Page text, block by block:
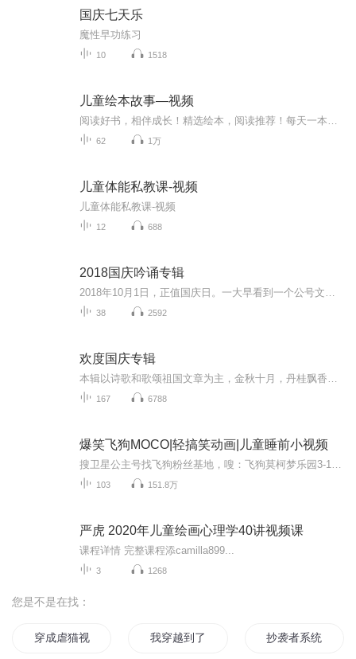
国庆七天乐
魔性早功练习
10 1518
儿童绘本故事—视频
62 1万
儿童体能私教课-视频
儿童体能私教课-视频
12 688
2018国庆吟诵专辑
38 2592
欢度国庆专辑
167 6788
爆笑飞狗MOCO|轻搞笑动画|儿童睡前小视频
103 151.8万
严虎 2020年儿童绘画心理学40讲视频课
课程详情 完整课程添camilla899...
3 1268
您是不是在找：
穿成虐猫视频的主角怎么办我穿越到了女频 抄袭者系统